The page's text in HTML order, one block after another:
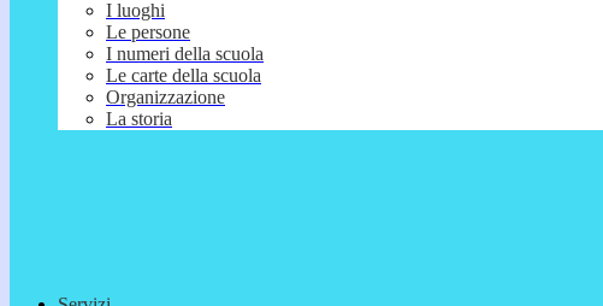
I luoghi
Le persone
I numeri della scuola
Le carte della scuola
Organizzazione
La storia